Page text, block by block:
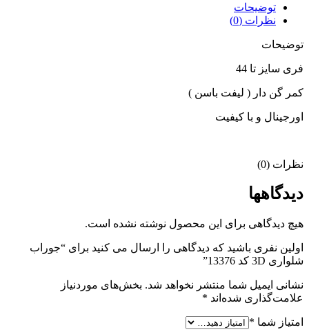
توضیحات
نظرات (0)
توضیحات
فری سایز تا 44
کمر گن دار ( لیفت باسن )
اورجینال و با کیفیت
نظرات (0)
دیدگاهها
هیچ دیدگاهی برای این محصول نوشته نشده است.
اولین نفری باشید که دیدگاهی را ارسال می کنید برای “جوراب
شلواری 3D کد 13376”
نشانی ایمیل شما منتشر نخواهد شد. بخش‌های موردنیاز
علامت‌گذاری شده‌اند *
امتیاز شما *